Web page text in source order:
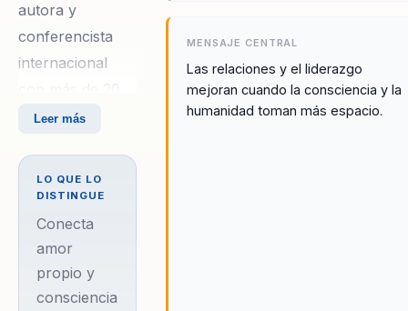
autora y
conferencista
internacional
años dedicados
interior, la
espiritualidad
aplicada y el
liderazgo
consciente. En
un mundo que
Leer más
LO QUE LO
DISTINGUE
Conecta
amor
propio y
consciencia
MENSAJE CENTRAL
Las relaciones y el liderazgo
mejoran cuando la consciencia y la
humanidad toman más espacio.